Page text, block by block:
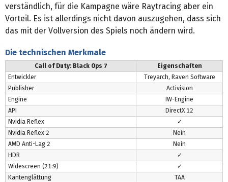
verständlich, für die Kampagne wäre Raytracing aber ein
Vorteil. Es ist allerdings nicht davon auszugehen, dass sich
das mit der Vollversion des Spiels noch ändern wird.
Die technischen Merkmale
Call of Duty: Black Ops 7
Eigenschaften
Entwickler
Treyarch, Raven Software
Publisher
Activision
Engine
IW-Engine
API
DirectX 12
Nvidia Reflex
✓
Nvidia Reflex 2
Nein
AMD Anti-Lag 2
Nein
HDR
✓
Widescreen (21:9)
✓
Kantenglättung
TAA